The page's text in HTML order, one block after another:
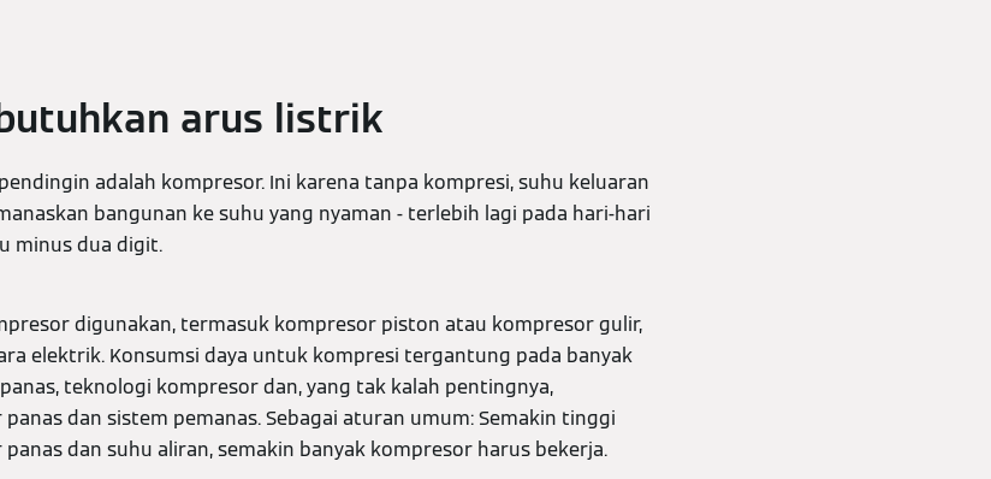
arus listrik
adalah kompresor. Ini karena tanpa kompresi, suhu keluaran
bangunan ke suhu yang nyaman - terlebih lagi pada hari-hari
minus dua digit.
digunakan, termasuk kompresor piston atau kompresor gulir,
elektrik. Konsumsi daya untuk kompresi tergantung pada banyak
teknologi kompresor dan, yang tak kalah pentingnya,
dan sistem pemanas. Sebagai aturan umum: Semakin tinggi
dan suhu aliran, semakin banyak kompresor harus bekerja.